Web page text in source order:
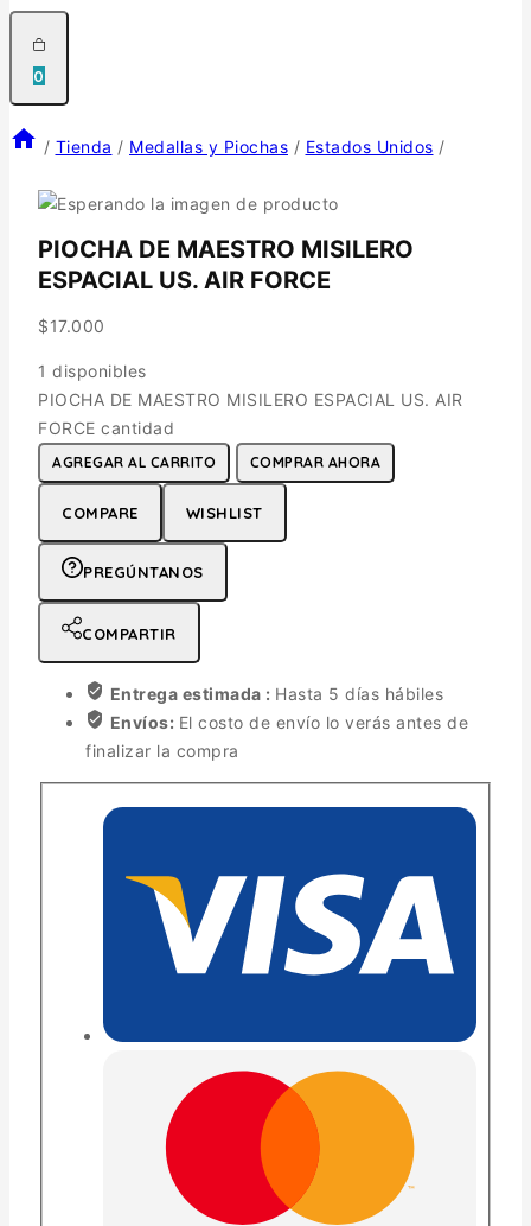
0
/ Tienda / Medallas y Piochas / Estados Unidos /
PIOCHA DE MAESTRO MISILERO
ESPACIAL US. AIR FORCE
$17.000
1 disponibles
PIOCHA DE MAESTRO MISILERO ESPACIAL US. AIR
FORCE cantidad
AGREGAR AL CARRITO COMPRAR AHORA
COMPARE WISHLIST
PREGÚNTANOS
COMPARTIR
Entrega estimada : Hasta 5 días hábiles
Envíos: El costo de envío lo verás antes de
finalizar la compra